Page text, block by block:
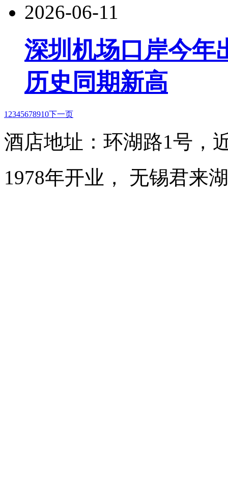
2026-06-11
深圳机场口岸今年
历史同期新高
1 2345678910下一页
酒店地址：环湖路1号，
1978年开业， 无锡君